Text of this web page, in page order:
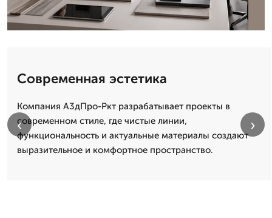
Современная эстетика
Компания А3дПро-Ркт разрабатывает проекты в
современном стиле, где чистые линии,
функциональность и актуальные материалы создают
выразительное и комфортное пространство.
‹ ›